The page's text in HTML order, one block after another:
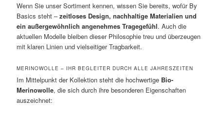
Wenn Sie unser Sortiment kennen, wissen Sie bereits, wofür By
Basics steht –zeitloses Design, nachhaltige Materialien und
ein außergewöhnlich angenehmes Tragegefühl. Auch die
aktuellen Modelle bleiben dieser Philosophie treu und überzeugen
mit klaren Linien und vielseitiger Tragbarkeit.
MERINOWOLLE – IHR BEGLEITER DURCH ALLE JAHRESZEITEN
Im Mittelpunkt der Kollektion steht die hochwertige Bio-
Merinowolle, die sich durch ihre besonderen Eigenschaften
auszeichnet: